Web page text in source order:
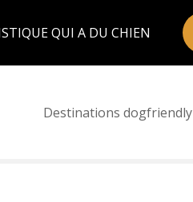
QUI A DU CHIEN
Destinations dogfriendly